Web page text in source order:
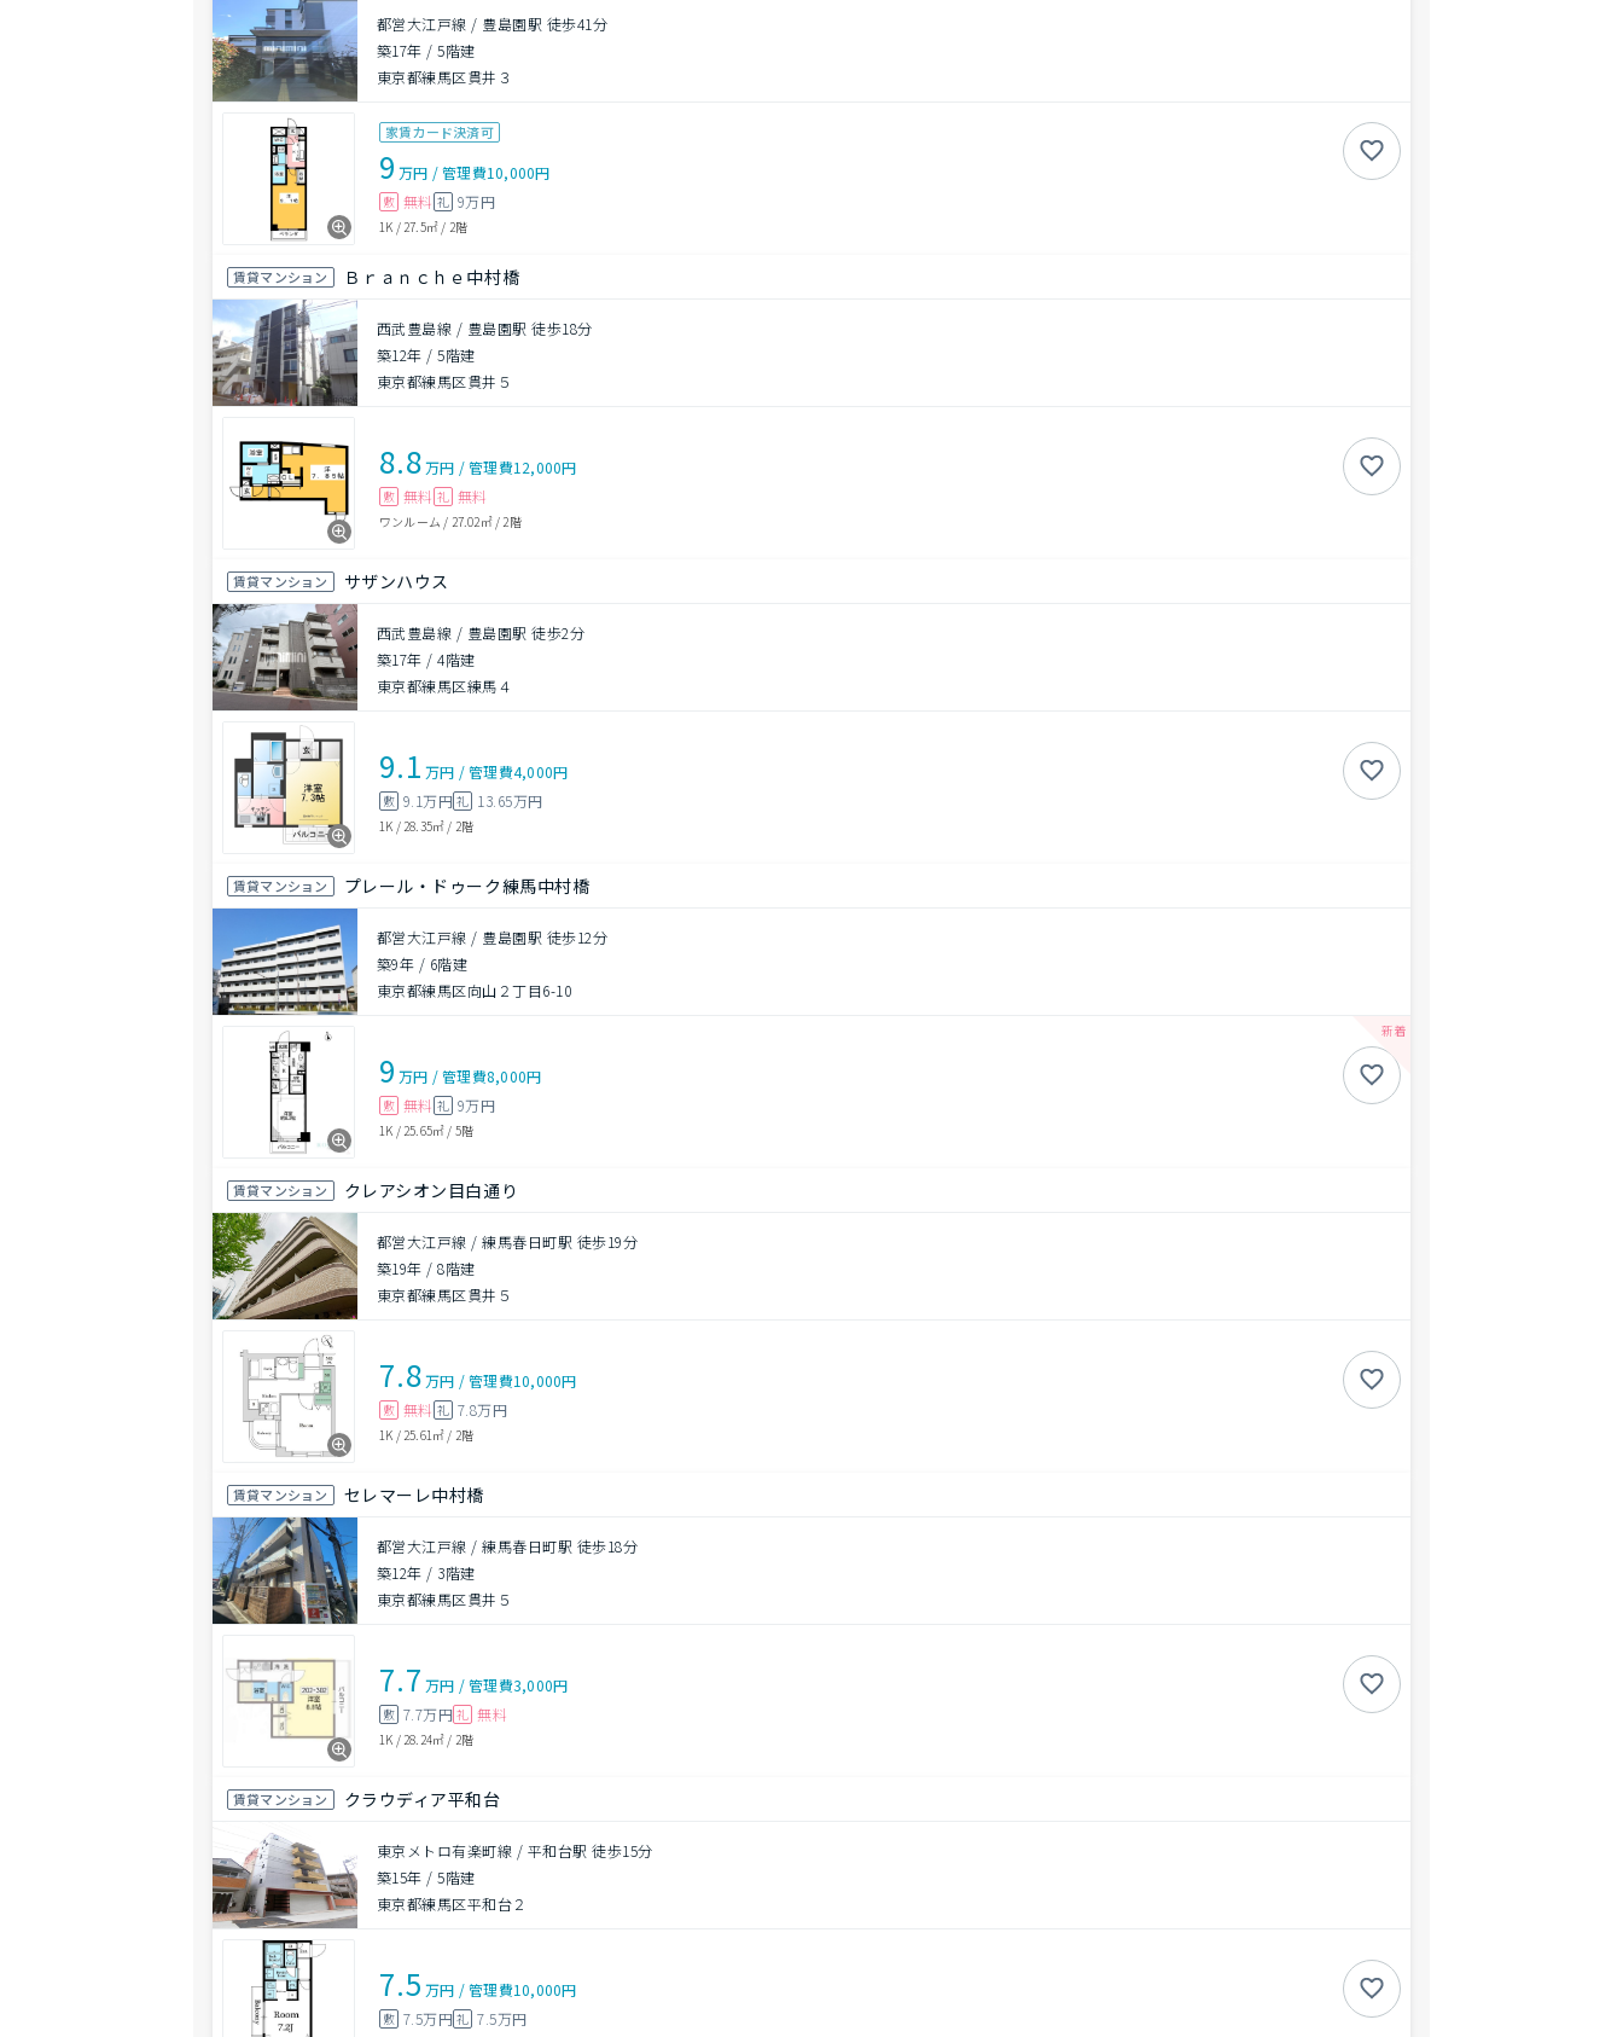
都営大江戸線 / 豊島園駅 徒歩41分
築17年 /5階建
東京都練馬区貫井３
家賃カード決済可
9 万円 /管理費10,000円
敷 無料 礼 9万円
1K /27.5㎡ / 2階
賃貸マンション Ｂｒａｎｃｈｅ中村橋
西武豊島線 / 豊島園駅 徒歩18分
築12年 /5階建
東京都練馬区貫井５
8.8万円 /管理費12,000円
敷 無料 礼 無料
ワンルーム / 27.02㎡/ 2階
賃貸マンション サザンハウス
西武豊島線 / 豊島園駅 徒歩2分
築17年 /4階建
東京都練馬区練馬４
9.1 万円 /管理費4,000円
敷 9.1万円礼 13.65万円
1K / 28.35㎡ / 2階
賃貸マンション プレール・ドゥーク練馬中村橋
都営大江戸線 / 豊島園駅 徒歩12分
築9年 / 6階建
東京都練馬区向山２丁目6-10
9 万円 /管理費8,000円
敷 無料 礼 9万円
1K / 25.65㎡ / 5階
賃貸マンション クレアシオン目白通り
都営大江戸線 / 練馬春日町駅 徒歩19分
築19年 /8階建
東京都練馬区貫井５
7.8万円 /管理費10,000円
敷 無料 礼 7.8万円
1K / 25.61㎡ / 2階
賃貸マンション セレマーレ中村橋
都営大江戸線 / 練馬春日町駅 徒歩18分
築12年 / 3階建
東京都練馬区貫井５
7.7 万円 /管理費3,000円
敷 7.7万円 礼 無料
1K / 28.24㎡ / 2階
賃貸マンション クラウディア平和台
東京メトロ有楽町線 / 平和台駅 徒歩15分
築15年 /5階建
東京都練馬区平和台２
7.5 万円 /管理費10,000円
敷 7.5万円礼 7.5万円